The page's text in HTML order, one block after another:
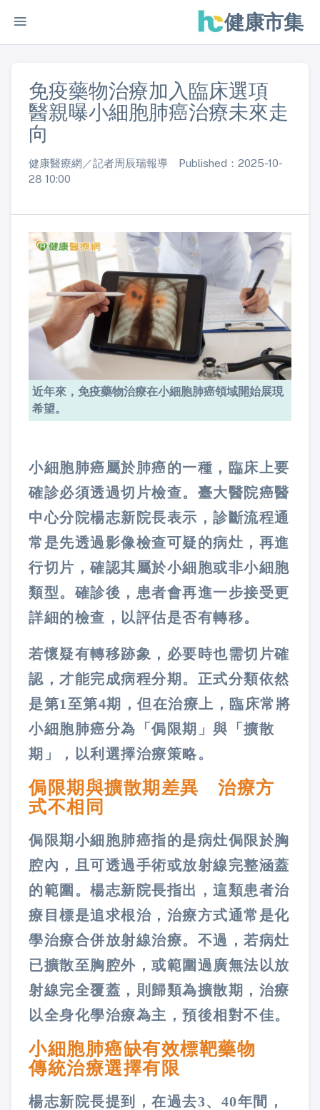
健康市集
免疫藥物治療加入臨床選項
醫親曝小細胞肺癌治療未來走
向
健康醫療網／記者周辰瑞報導 Published：2025-10-
28 10:00
近年來，免疫藥物治療在小細胞肺癌領域開始展現
希望。
小細胞肺癌屬於肺癌的一種，臨床上要
確診必須透過切片檢查。臺大醫院癌醫
中心分院楊志新院長表示，診斷流程通
常是先透過影像檢查可疑的病灶，再進
行切片，確認其屬於小細胞或非小細胞
類型。確診後，患者會再進一步接受更
詳細的檢查，以評估是否有轉移。
若懷疑有轉移跡象，必要時也需切片確
認，才能完成病程分期。正式分類依然
是第1至第4期，但在治療上，臨床常將
小細胞肺癌分為「侷限期」與「擴散
期」，以利選擇治療策略。
侷限期與擴散期差異 治療方
式不相同
侷限期小細胞肺癌指的是病灶侷限於胸
腔內，且可透過手術或放射線完整涵蓋
的範圍。楊志新院長指出，這類患者治
療目標是追求根治，治療方式通常是化
學治療合併放射線治療。不過，若病灶
已擴散至胸腔外，或範圍過廣無法以放
射線完全覆蓋，則歸類為擴散期，治療
以全身化學治療為主，預後相對不佳。
小細胞肺癌缺有效標靶藥物
傳統治療選擇有限
楊志新院長提到，在過去3、40年間，